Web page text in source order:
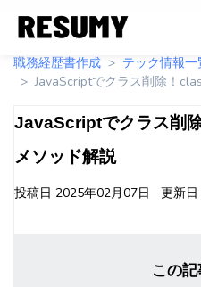
職務経歴書作成
テック情報一
JavaScriptでクラス削除！
JavaScriptでクラス削
メソッド解説
投稿日 2025年02月07日 更新日
この